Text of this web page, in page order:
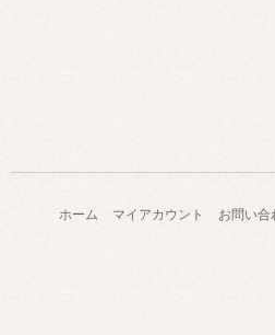
ホーム マイアカウント お問い合